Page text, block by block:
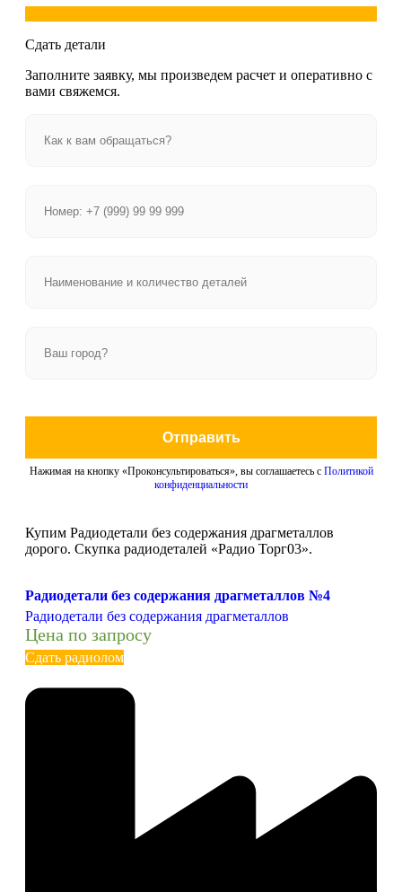
Сдать детали
Заполните заявку, мы произведем расчет и оперативно с
вами свяжемся.
Отправить
Нажимая на кнопку «Проконсультироваться», вы соглашаетесь с Политикой
конфиденциальности
Купим Радиодетали без содержания драгметаллов
дорого. Скупка радиодеталей «Радио Торг03».
Радиодетали без содержания драгметаллов №4
Радиодетали без содержания драгметаллов
Цена по запросу
Сдать радиолом